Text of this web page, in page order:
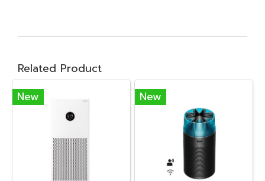
Related Product
New
New